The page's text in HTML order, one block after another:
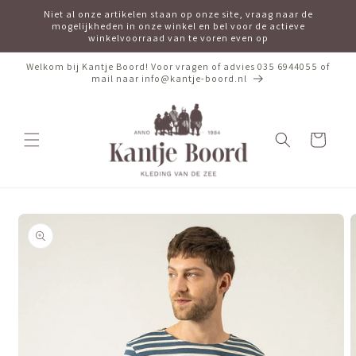
naar de
content
Niet al onze artikelen staan op onze site, vraag naar de
mogelijkheden in onze winkel en bel voor de actieve
winkelvoorraad van te voren even op
Welkom bij Kantje Boord! Voor vragen of advies 035 6944055 of
mail naar info@kantje-boord.nl
Winkelwagen
direct naar